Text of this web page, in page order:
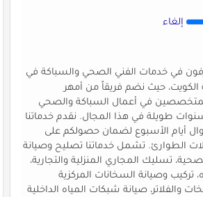
إلغاء
في خدمات الفني الصحي والسباكة في
حيث نضم فريقاً من أمهر
في أعمال السباكة والصحي
طويلة في هذا المجال. نقدم خدماتنا
أيام الأسبوع لضمان حصولكم على
الطوارئ. تشمل خدماتنا تصليح وصيانة
تسليك المجاري المنزلية والتجارية،
تركيب وصيانة السخانات المركزية
والفلاتر، صيانة شبكات المياه الداخلية